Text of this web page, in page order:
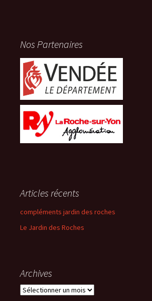
Nos Partenaires
Articles récents
compléments jardin des roches
Le Jardin des Roches
Archives
Archives